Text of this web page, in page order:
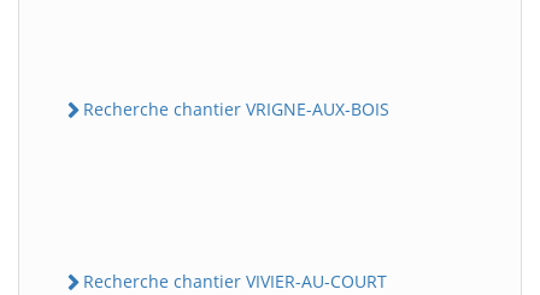
Recherche chantier VRIGNE-AUX-BOIS
Recherche chantier VIVIER-AU-COURT